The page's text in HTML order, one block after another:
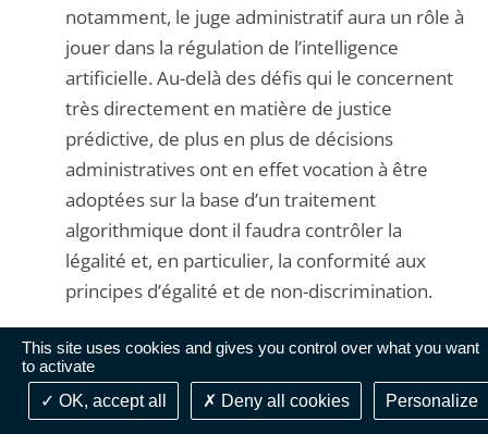
This site uses cookies and gives you control over what you want
to activate
OK, accept all
Deny all cookies Personalize
notamment, le juge administratif aura un rôle à
jouer dans la régulation de l’intelligence
artificielle. Au-delà des défis qui le concernent
très directement en matière de justice
prédictive, de plus en plus de décisions
administratives ont en effet vocation à être
adoptées sur la base d’un traitement
algorithmique dont il faudra contrôler la
légalité et, en particulier, la conformité aux
principes d’égalité et de non-discrimination.
La régulation de l’intelligence artificielle au
service de l’humain implique une
responsabilisation de l’ensemble des acteurs